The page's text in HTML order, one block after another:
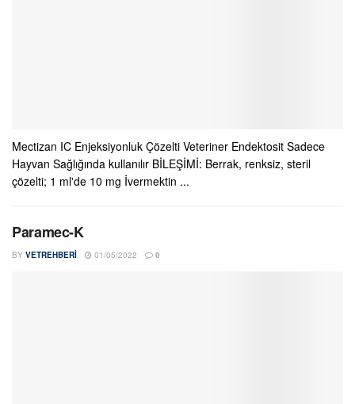
Mectizan IC Enjeksiyonluk Çözelti Veteriner Endektosit Sadece
Hayvan Sağlığında kullanılır BİLEŞİMİ: Berrak, renksiz, steril
çözelti; 1 ml'de 10 mg İvermektin ...
Paramec-K
BY VETREHBERI 01/05/2022 0